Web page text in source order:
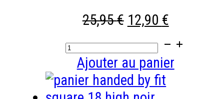
25,95€ Le
initial
était :
25,95 €.
12,90 €Le
prix
est :
quantité
de
Panier
Ajouter au panier